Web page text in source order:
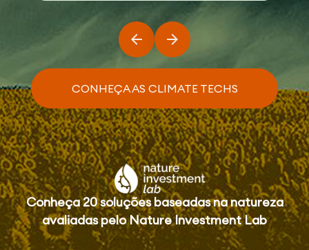
CONHEÇA AS CLIMATE TECHS
Conheça 20 soluções baseadas na natureza
avaliadas pelo Nature Investment Lab